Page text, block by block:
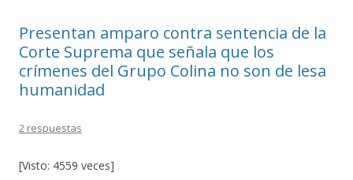
k r
Presentan amparo contra sentencia de la
Corte Suprema que señala que los
crímenes del Grupo Colina no son de lesa
humanidad
2 respuestas
[Visto: 4559 veces]